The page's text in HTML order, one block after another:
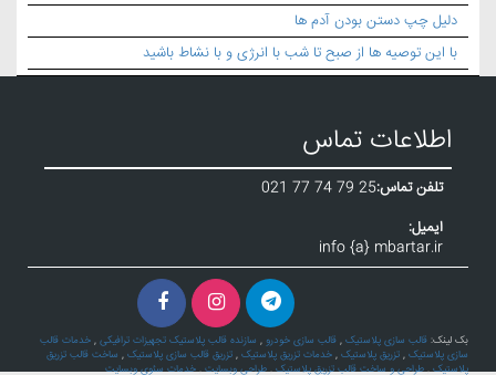
دلیل چپ دستن بودن آدم ها
با این توصیه ها از صبح تا شب با انرژی و با نشاط باشید
اطلاعات تماس
تلفن تماس:021 77 74 79 25
ایمیل:
info {a} mbartar.ir
بک لینک: قالب سازی پلاستیک , قالب سازی خودرو , سازنده قالب پلاستیک تجهیزات ترافیکی , خدمات قالب
سازی پلاستیک , تزریق پلاستیک , خدمات تزریق پلاستیک , تزریق قالب سازی پلاستیک , ساخت قالب تزریق
پلاستیک,طراحی و ساخت قالب تزریق پلاستیک,طراحی وبسایت,خدمات سئوی وبسایت